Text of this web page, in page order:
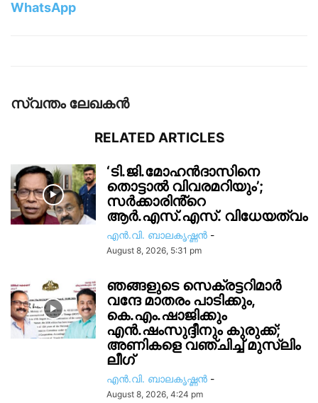
WhatsApp
സ്വന്തം ലേഖകന്‍
RELATED ARTICLES
‘ടി.ജി.മോഹൻദാസിനെ
തൊട്ടാൽ വിവരമറിയും’;
സര്‍ക്കാരിൻ്റെ
ആർ.എസ്.എസ്. വിധേയത്വം
എൻ.വി. ബാലകൃഷ്ണൻ -
August 8, 2026, 5:31 pm
ഞങ്ങളുടെ സെക്രട്ടറിമാർ
വന്ദേ മാതരം പാടിക്കും,
കെ.എം.ഷാജിക്കും
എൻ.ഷംസുദ്ദീനും കുരുക്ക്;
അണികളെ വഞ്ചിച്ച് മുസ്ലിം
ലീഗ്
എൻ.വി. ബാലകൃഷ്ണൻ -
August 8, 2026, 4:24 pm